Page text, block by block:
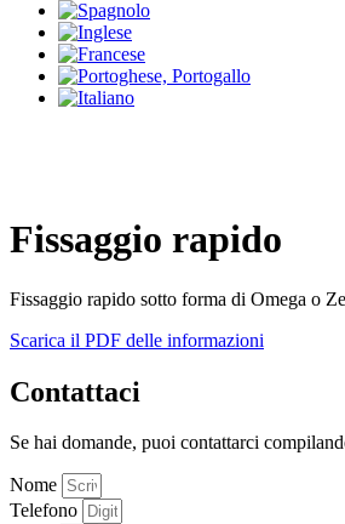
Fissaggio rapido
Fissaggio rapido sotto forma di Omega o
Scarica il PDF delle informazioni
Contattaci
Se hai domande, puoi contattarci
Nome
Telefono